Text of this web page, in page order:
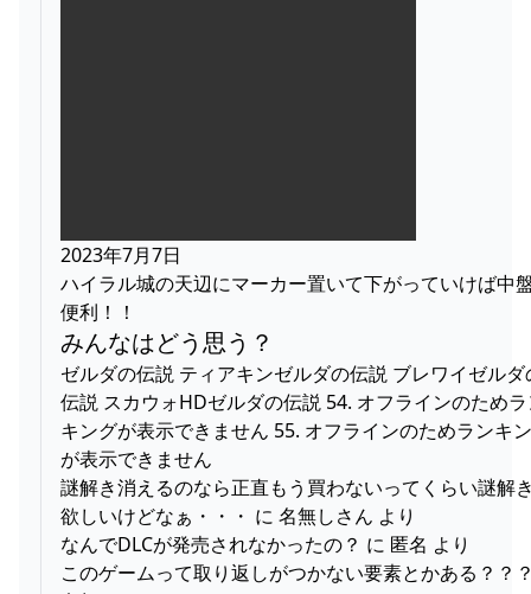
2023年7月7日
ハイラル城の天辺にマーカー置いて下がっていけば中
便利！！
みんなはどう思う？
ゼルダの伝説 ティアキンゼルダの伝説 ブレワイゼルダ
伝説 スカウォHDゼルダの伝説 54. オフラインのため
キングが表示できません 55. オフラインのためランキ
が表示できません
謎解き消えるのなら正直もう買わないってくらい謎解
欲しいけどなぁ・・・ に 名無しさん より
なんでDLCが発売されなかったの？ に 匿名 より
このゲームって取り返しがつかない要素とかある？？